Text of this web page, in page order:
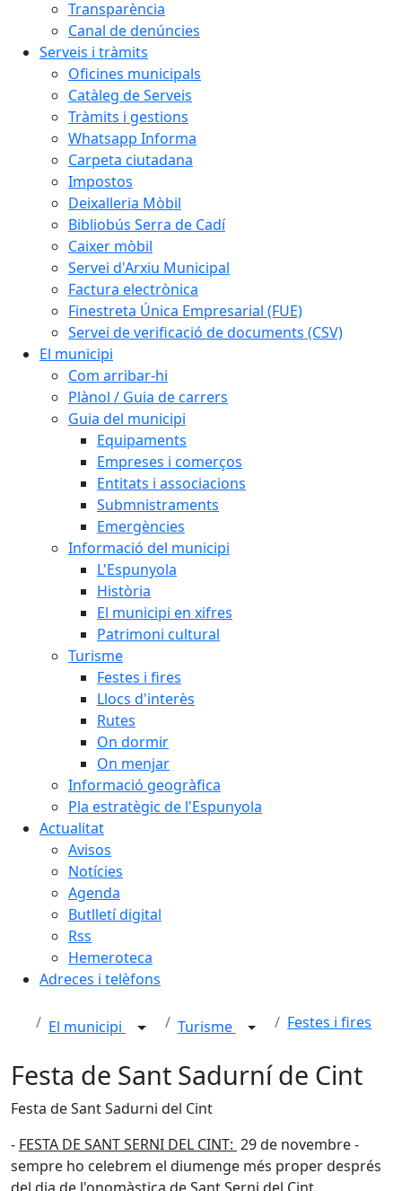
Transparència
Canal de denúncies
Serveis i tràmits
Oficines municipals
Catàleg de Serveis
Tràmits i gestions
Whatsapp Informa
Carpeta ciutadana
Impostos
Deixalleria Mòbil
Bibliobús Serra de Cadí
Caixer mòbil
Servei d'Arxiu Municipal
Factura electrònica
Finestreta Única Empresarial (FUE)
Servei de verificació de documents (CSV)
El municipi
Com arribar-hi
Plànol / Guia de carrers
Guia del municipi
Equipaments
Empreses i comerços
Entitats i associacions
Submnistraments
Emergències
Informació del municipi
L'Espunyola
Història
El municipi en xifres
Patrimoni cultural
Turisme
Festes i fires
Llocs d'interès
Rutes
On dormir
On menjar
Informació geogràfica
Pla estratègic de l'Espunyola
Actualitat
Avisos
Notícies
Agenda
Butlletí digital
Rss
Hemeroteca
Adreces i telèfons
El municipi Turisme Festes i fires
Festa de Sant Sadurní de Cint
Festa de Sant Sadurni del Cint
- FESTA DE SANT SERNI DEL CINT: 29 de novembre -
sempre ho celebrem el diumenge més proper després